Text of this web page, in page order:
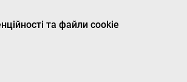
та файли cookie